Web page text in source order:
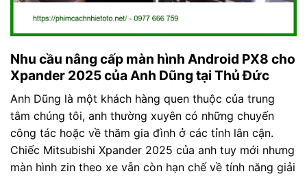
Nhu cầu nâng cấp màn hình Android PX8 cho
Xpander 2025 của Anh Dũng tại Thủ Đức
Anh Dũng là một khách hàng quen thuộc của trung
tâm chúng tôi, anh thường xuyên có những chuyến
công tác hoặc về thăm gia đình ở các tỉnh lân cận.
Chiếc Mitsubishi Xpander 2025 của anh tuy mới nhưng
màn hình zin theo xe vẫn còn hạn chế về tính năng giải